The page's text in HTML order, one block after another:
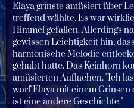
Elaya grinste amüsiert über
treffend wählte. Es war
Himmel gefallen. Allerdings
gewissen Leichtigkeit hin,
harmonische Melodie
gehabt hatte. Das Keinhorn
amüsierten Auflachen. "Ich
warf Elaya mit einem Grinsen
ist eine andere Geschichte."